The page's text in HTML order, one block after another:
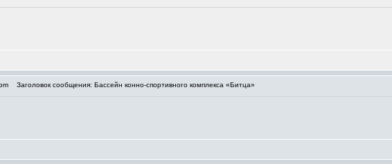
Заголовок сообщения: Бассейн конно-спортивного комплекса «Битца»